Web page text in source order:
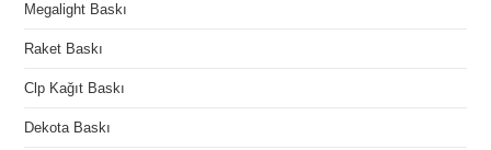
Megalight Baskı
Raket Baskı
Clp Kağıt Baskı
Dekota Baskı